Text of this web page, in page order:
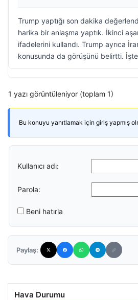
Trump yaptığı son dakika
harika bir anlaşma yaptık. İkinci
ifadelerini kullandı. Trump ayrıca
konusunda da görüşünü belirtti.
1 yazı görüntüleniyor (toplam 1)
Bu konuyu yanıtlamak için giriş yapmış
Kullanıcı adı:
Parola:
Beni hatırla
Paylaş:
Hava Durumu